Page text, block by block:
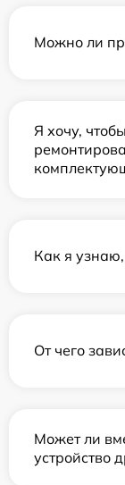
Можно ли
Я хочу,
Как я узнаю,
От чего
Может ли
устройство